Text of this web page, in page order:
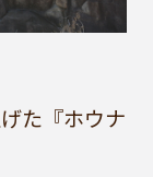
た『ホウナ